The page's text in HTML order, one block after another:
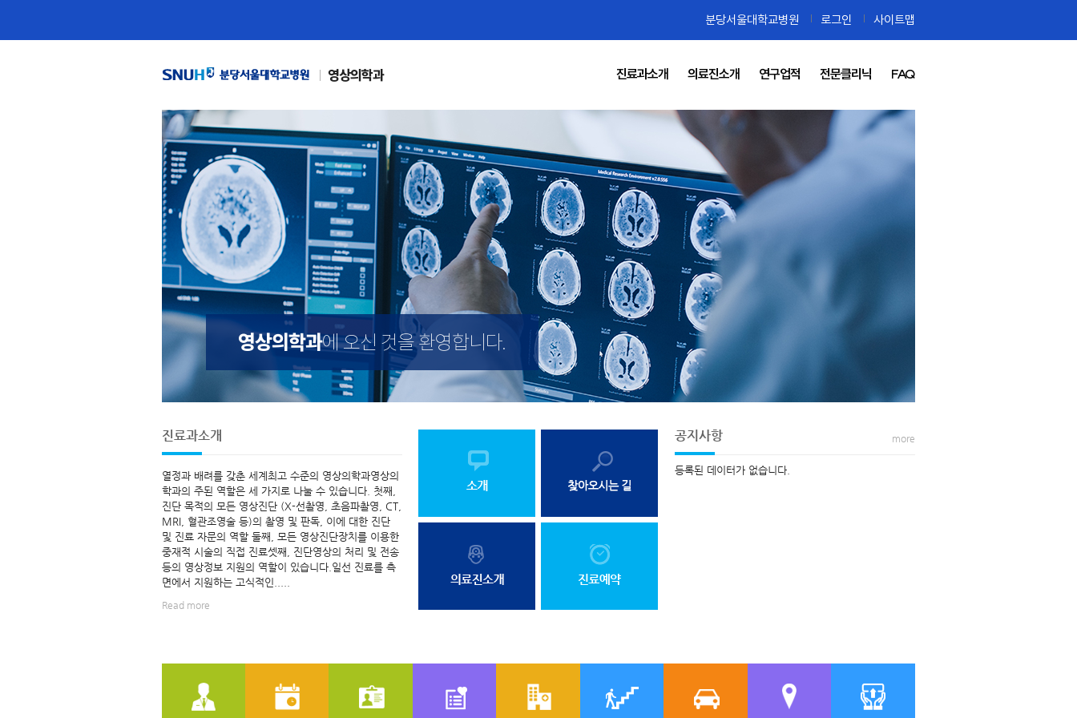
영상의학과
분당서울대학교병원 로그인 사이트맵
진료과소개 의료진소개 연구업적 전문클리닉 FAQ
영상의학과에 오신 것을 환영합니다.
진료과소개
열정과 배려를 갖춘 세계최고 수준의 영상의학과영상의
학과의 주된 역할은 세 가지로 나눌 수 있습니다. 첫째,
진단 목적의 모든 영상진단 (X-선촬영, 초음파촬영, CT,
MRI, 혈관조영술 등)의 촬영 및 판독, 이에 대한 진단
및 진료 자문의 역할 둘째, 모든 영상진단장치를 이용한
중재적 시술의 직접 진료셋째, 진단영상의 처리 및 전송
등의 영상정보 지원의 역할이 있습니다.일선 진료를 측
면에서 지원하는 고식적인.....
Read more
공지사항
등록된 데이터가 없습니다.
more